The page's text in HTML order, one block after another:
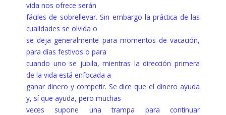
vida nos ofrece serán
fáciles de sobrellevar. Sin embargo la práctica de las
cualidades se olvida o
se deja generalmente para momentos de vacación,
para días festivos o para
cuando uno se jubila, mientras la dirección primera
de la vida está enfocada a
ganar dinero y competir. Se dice que el dinero ayuda
y, sí que ayuda, pero muchas
veces supone una trampa para continuar